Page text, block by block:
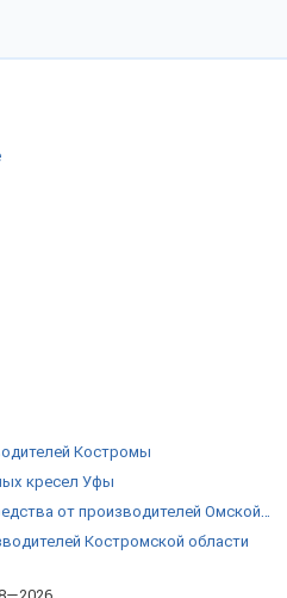
Костромы
кресел Уфы
Профессиональные моющие средства от производителей Омской области
Костромской области